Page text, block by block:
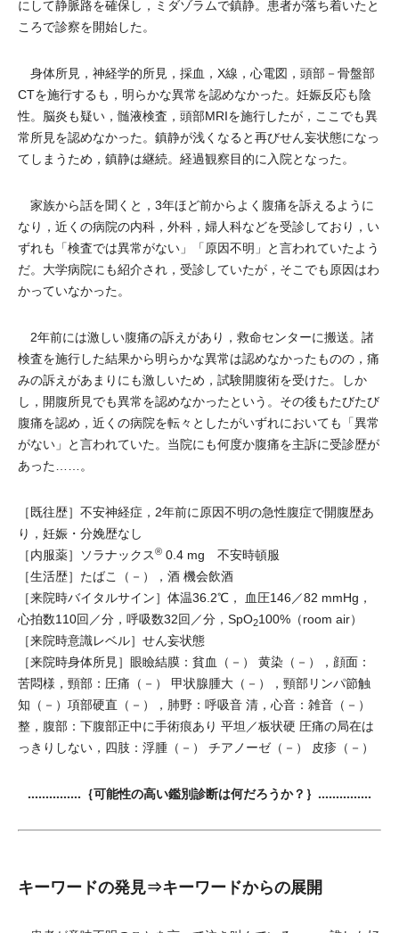
にして静脈路を確保し，ミダゾラムで鎮静。患者が落ち着いたと
ころで診察を開始した。
身体所見，神経学的所見，採血，X線，心電図，頭部－骨盤部
CTを施行するも，明らかな異常を認めなかった。妊娠反応も陰
性。脳炎も疑い，髄液検査，頭部MRIを施行したが，ここでも異
常所見を認めなかった。鎮静が浅くなると再びせん妄状態になっ
てしまうため，鎮静は継続。経過観察目的に入院となった。
家族から話を聞くと，3年ほど前からよく腹痛を訴えるように
なり，近くの病院の内科，外科，婦人科などを受診しており，い
ずれも「検査では異常がない」「原因不明」と言われていたよう
だ。大学病院にも紹介され，受診していたが，そこでも原因はわ
かっていなかった。
2年前には激しい腹痛の訴えがあり，救命センターに搬送。諸
検査を施行した結果から明らかな異常は認めなかったものの，痛
みの訴えがあまりにも激しいため，試験開腹術を受けた。しか
し，開腹所見でも異常を認めなかったという。その後もたびたび
腹痛を認め，近くの病院を転々としたがいずれにおいても「異常
がない」と言われていた。当院にも何度か腹痛を主訴に受診歴が
あった……。
［既往歴］不安神経症，2年前に原因不明の急性腹症で開腹歴あ
り，妊娠・分娩歴なし
［内服薬］ソラナックス® 0.4 mg 不安時頓服
［生活歴］たばこ（－），酒 機会飲酒
［来院時バイタルサイン］体温36.2℃， 血圧146／82 mmHg，
心拍数110回／分，呼吸数32回／分，SpO2100%（room air）
［来院時意識レベル］せん妄状態
［来院時身体所見］眼瞼結膜：貧血（－） 黄染（－），顔面：
苦悶様，頸部：圧痛（－） 甲状腺腫大（－），頸部リンパ節触
知（－）項部硬直（－），肺野：呼吸音 清，心音：雑音（－）
整，腹部：下腹部正中に手術痕あり 平坦／板状硬 圧痛の局在は
っきりしない，四肢：浮腫（－） チアノーゼ（－） 皮疹（－）
……………｛可能性の高い鑑別診断は何だろうか？｝……………
キーワードの発見⇒キーワードからの展開